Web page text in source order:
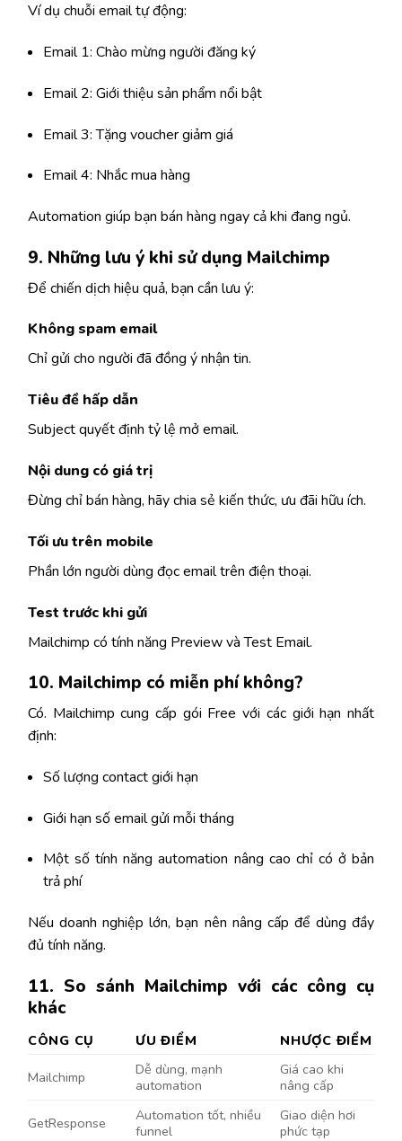
Ví dụ chuỗi email tự động:
Email 1: Chào mừng người đăng ký
Email 2: Giới thiệu sản phẩm nổi bật
Email 3: Tặng voucher giảm giá
Email 4: Nhắc mua hàng
Automation giúp bạn bán hàng ngay cả khi đang ngủ.
9. Những lưu ý khi sử dụng Mailchimp
Để chiến dịch hiệu quả, bạn cần lưu ý:
Không spam email
Chỉ gửi cho người đã đồng ý nhận tin.
Tiêu đề hấp dẫn
Subject quyết định tỷ lệ mở email.
Nội dung có giá trị
Đừng chỉ bán hàng, hãy chia sẻ kiến thức, ưu đãi hữu ích.
Tối ưu trên mobile
Phần lớn người dùng đọc email trên điện thoại.
Test trước khi gửi
Mailchimp có tính năng Preview và Test Email.
10. Mailchimp có miễn phí không?
Có. Mailchimp cung cấp gói Free với các giới hạn nhất
định:
Số lượng contact giới hạn
Giới hạn số email gửi mỗi tháng
Một số tính năng automation nâng cao chỉ có ở bản
trả phí
Nếu doanh nghiệp lớn, bạn nên nâng cấp để dùng đầy
đủ tính năng.
11. So sánh Mailchimp với các công cụ
khác
CÔNG CỤ ƯU ĐIỂM NHƯỢC ĐIỂM
Mailchimp
Dễ dùng, mạnh
automation
Giá cao khi
nâng cấp
GetResponse
Automation tốt, nhiều
funnel
Giao diện hơi
phức tạp